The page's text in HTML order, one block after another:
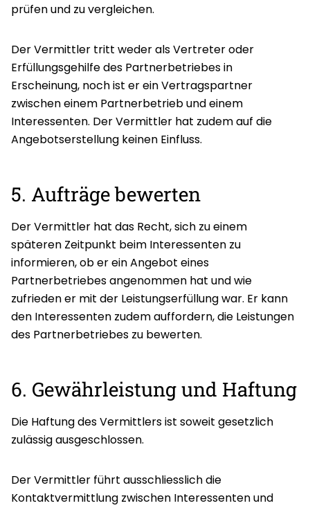
prüfen und zu vergleichen.
Der Vermittler tritt weder als Vertreter oder
Erfüllungsgehilfe des Partnerbetriebes in
Erscheinung, noch ist er ein Vertragspartner
zwischen einem Partnerbetrieb und einem
Interessenten. Der Vermittler hat zudem auf die
Angebotserstellung keinen Einfluss.
5. Aufträge bewerten
Der Vermittler hat das Recht, sich zu einem
späteren Zeitpunkt beim Interessenten zu
informieren, ob er ein Angebot eines
Partnerbetriebes angenommen hat und wie
zufrieden er mit der Leistungserfüllung war. Er kann
den Interessenten zudem auffordern, die Leistungen
des Partnerbetriebes zu bewerten.
6. Gewährleistung und Haftung
Die Haftung des Vermittlers ist soweit gesetzlich
zulässig ausgeschlossen.
Der Vermittler führt ausschliesslich die
Kontaktvermittlung zwischen Interessenten und